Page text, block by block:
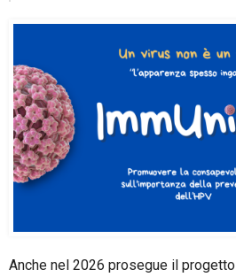
Anche nel 2026 prosegue il progetto